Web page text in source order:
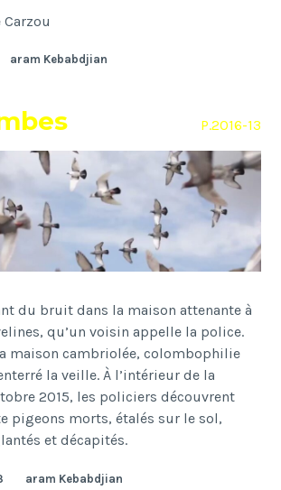
Carzou
aram Kebabdjian
P.2016-13
du bruit dans la maison attenante à
qu’un voisin appelle la police.
maison cambriolée, colombophilie
la veille. À l’intérieur de la
2015, les policiers découvrent
pigeons morts, étalés sur le sol,
et décapités.
aram Kebabdjian